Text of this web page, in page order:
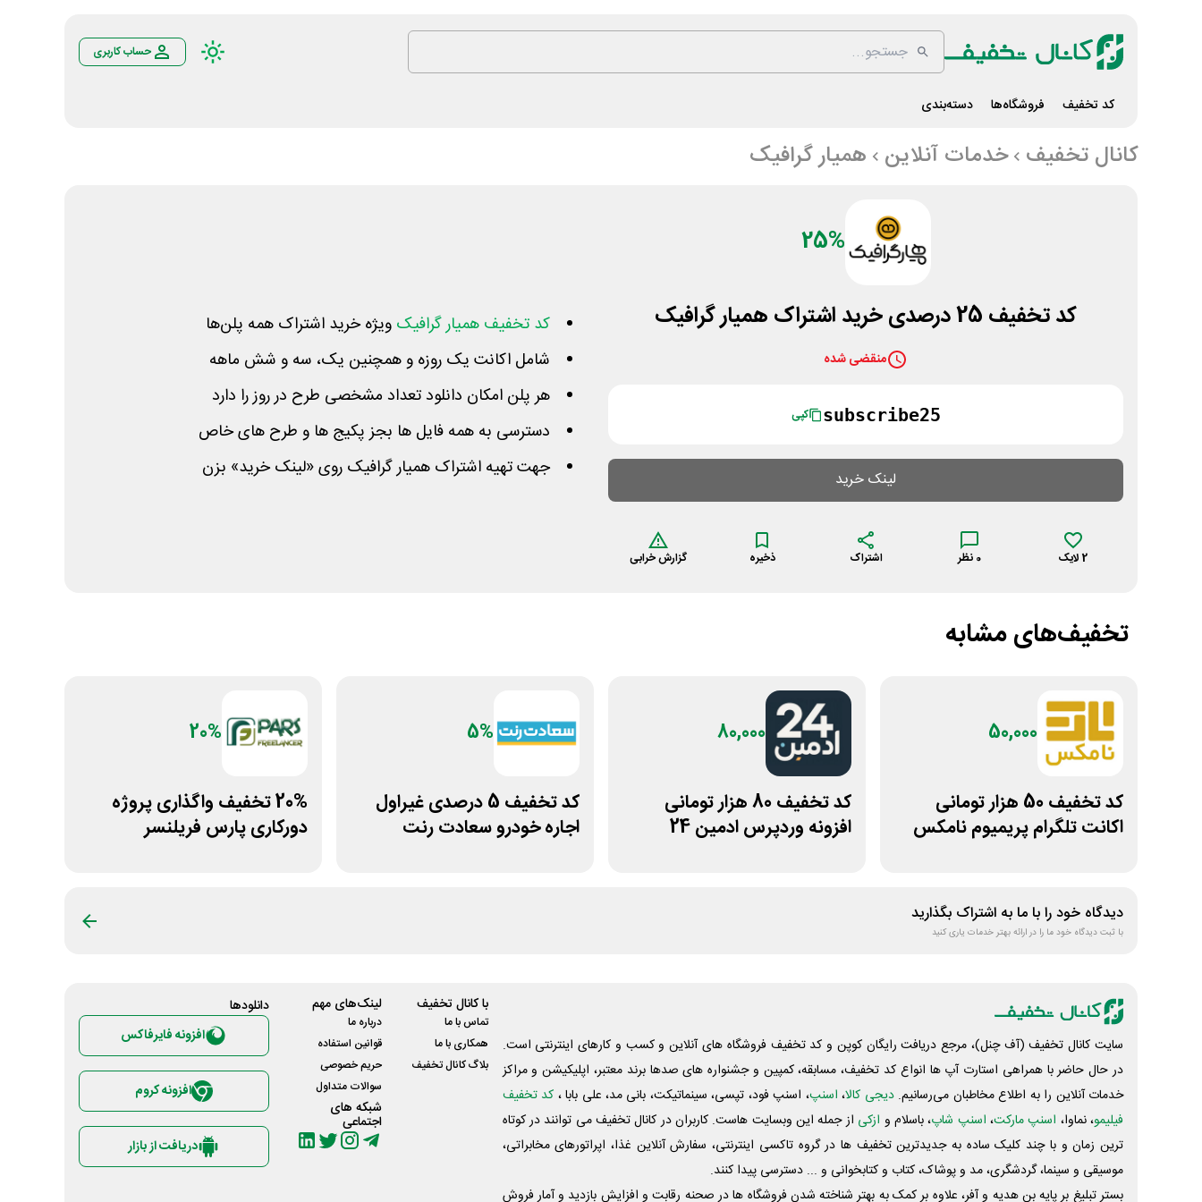
حساب کاربری
کد تخفیف فروشگاه‌ها دسته‌بندی
کانال تخفیف خدمات آنلاین همیار گرافیک
25%
کد تخفیف 25 درصدی خرید اشتراک همیار گرافیک
منقضی شده
subscribe25 کپی
لینک خرید
2 لایک 0 نظر اشتراک ذخیره گزارش خرابی
کد تخفیف همیار گرافیک ویژه خرید اشتراک همه پلن‌ها
شامل اکانت یک روزه و همچنین یک، سه و شش ماهه
هر پلن امکان دانلود تعداد مشخصی طرح در روز را دارد
دسترسی به همه فایل ها بجز پکیج ها و طرح های خاص
جهت تهیه اشتراک همیار گرافیک روی «لینک خرید» بزن
تخفیف‌های مشابه
50,000
کد تخفیف 50 هزار تومانی
اکانت تلگرام پریمیوم نامکس
80,000
کد تخفیف 80 هزار تومانی
افزونه وردپرس ادمین 24
5%
کد تخفیف 5 درصدی غیراول
اجاره خودرو سعادت رنت
20%
20% تخفیف واگذاری پروژه
دورکاری پارس فریلنسر
دیدگاه خود را با ما به اشتراک بگذارید
با ثبت دیدگاه خود ما را در ارائه بهتر خدمات یاری کنید
سایت کانال تخفیف (آف چنل)، مرجع دریافت رایگان کوپن و کد تخفیف فروشگاه های آنلاین و کسب و‌ کارهای اینترنتی است.
در حال حاضر با همراهی استارت آپ ها انواع کد تخفیف، مسابقه، کمپین و جشنواره های صدها برند معتبر، اپلیکیشن و مراکز
خدمات آنلاین را به اطلاع مخاطبان می‌رسانیم. دیجی کالا، اسنپ، اسنپ فود، تپسی، سینماتیکت، بانی مد، علی‌ بابا ، کد تخفیف
فیلیمو، نماوا، اسنپ مارکت، اسنپ شاپ، باسلام و ازکی از جمله این وبسایت ‌هاست. کاربران در کانال تخفیف می توانند در کوتاه
ترین زمان و با چند کلیک ساده به جدیدترین تخفیف ها در گروه تاکسی اینترنتی، سفارش آنلاین غذا، اپراتورهای مخابراتی،
موسیقی و سینما، گردشگری، مد و پوشاک، کتاب و کتابخوانی و ... دسترسی پیدا کنند.
بستر تبلیغ بر پایه بن هدیه و آفر، علاوه بر کمک به بهتر شناخته شدن فروشگاه ها در صحنه رقابت و افزایش بازدید و آمار فروش
با کانال تخفیف
تماس با ما
همکاری با ما
بلاگ کانال تخفیف
لینک‌های مهم
درباره ما
قوانین استفاده
حریم خصوصی
سوالات متداول
شبکه های
اجتماعی
دانلود‌ها
افزونه فایرفاکس
افزونه کروم
دریافت از بازار